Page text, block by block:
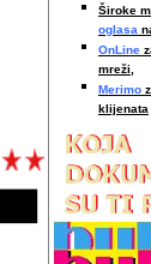
Široke
oglasa
OnLine
mreži,
Merimo
klijenata